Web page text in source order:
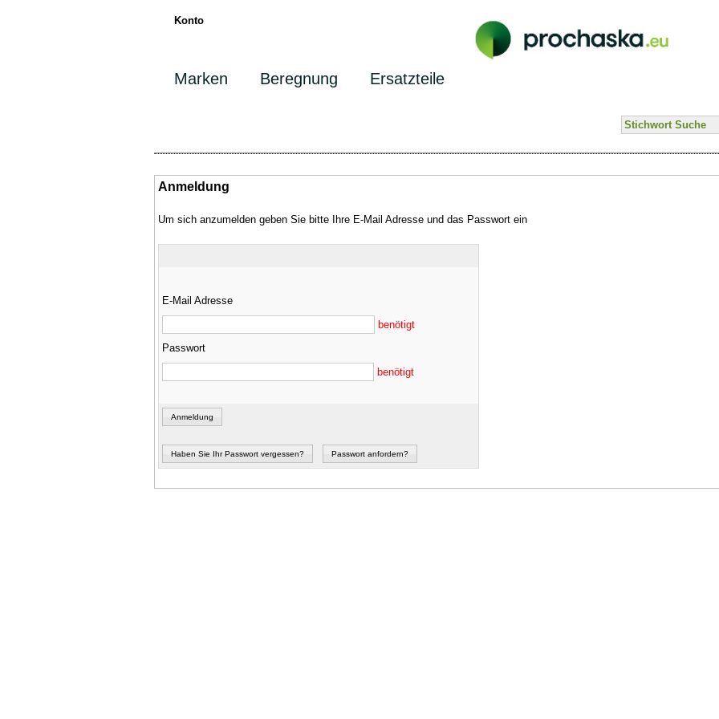
Konto
Marken Beregnung Ersatzteile
Anmeldung
Um sich anzumelden geben Sie bitte Ihre E-Mail Adresse und das Passwort ein
E-Mail Adresse
benötigt
Passwort
benötigt
Anmeldung
Haben Sie Ihr Passwort vergessen? Passwort anfordern?